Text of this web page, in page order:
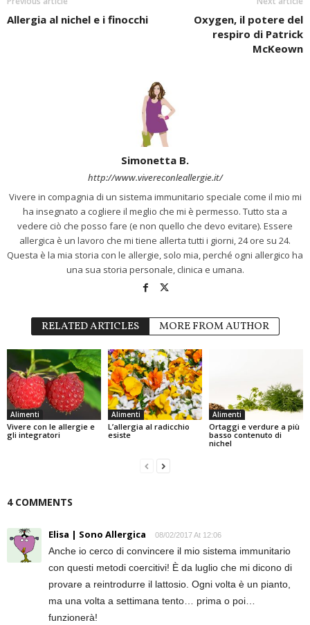
Allergia al nichel e i finocchi
Oxygen, il potere del
respiro di Patrick
McKeown
Simonetta B.
http://www.vivereconleallergie.it/
Vivere in compagnia di un sistema immunitario speciale come il mio mi
ha insegnato a cogliere il meglio che mi è permesso. Tutto sta a
vedere ciò che posso fare (e non quello che devo evitare). Essere
allergica è un lavoro che mi tiene allerta tutti i giorni, 24 ore su 24.
Questa è la mia storia con le allergie, solo mia, perché ogni allergico ha
una sua storia personale, clinica e umana.
RELATED ARTICLES MORE FROM AUTHOR
Alimenti
Vivere con le allergie e
gli integratori
Alimenti
L’allergia al radicchio
esiste
Alimenti
Ortaggi e verdure a più
basso contenuto di
nichel
4 COMMENTS
Elisa | Sono Allergica 08/02/2017 At 12:06
Anche io cerco di convincere il mio sistema immunitario
con questi metodi coercitivi! È da luglio che mi dicono di
provare a reintrodurre il lattosio. Ogni volta è un pianto,
ma una volta a settimana tento… prima o poi…
funzionerà!